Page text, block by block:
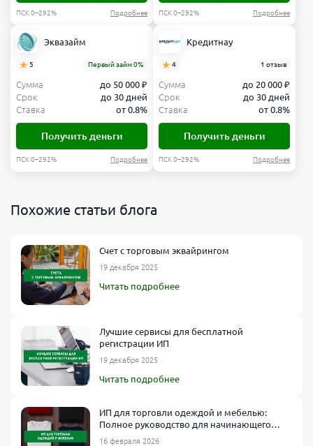
ПСК 0–292% Подробнее ПСК 0–292% Подробнее
Эквазайм
5 Первый займ 0%
Сумма
до 50 000 ₽
Срок
до 30 дней
Ставка
от 0.8%
Получить деньги
ПСК 0–292% Подробнее
Кредитнау
4 1 отзыв
Сумма
до 20 000 ₽
Срок
до 30 дней
Ставка
от 0.8%
Получить деньги
ПСК 0–292% Подробнее
Похожие статьи блога
Счет с торговым эквайрингом
19 декабря 2025
Читать подробнее
Лучшие сервисы для бесплатной
регистрации ИП
19 декабря 2025
Читать подробнее
ИП для торговли одеждой и мебелью:
Полное руководство для начинающего
предпринимателя
16 февраля 2026